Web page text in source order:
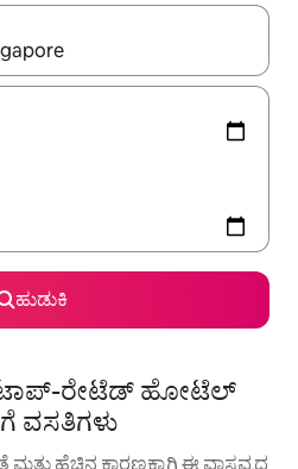
ಅಪ್ ಮತ್ತು ಡೌನ್ ಬಾಣದ ಕೀಲಿಗಳೊಂದಿಗೆ
ಹುಡುಕಿ
ಟಾಪ್-ರೇಟೆಡ್ ಹೋಟೆಲ್
ವಸತಿಗಳು
ಮತ್ತು ಹೆಚ್ಚಿನ ಕಾರಣಕ್ಕಾಗಿ ಈ ವಾಸ್ತವ್ಯದ